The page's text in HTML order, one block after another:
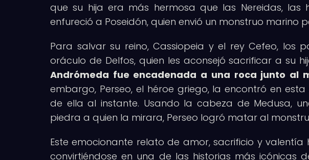
que su hija era más hermosa que las Nereidas, las
enfureció a Poseidón, quien envió un monstruo marino
Para salvar su reino, Cassiopeia y el rey Cefeo, los
oráculo de Delfos, quien les aconsejó sacrificar a su
Andrómeda fue encadenada a una roca junto al
embargo, Perseo, el héroe griego, la encontró en
de ella al instante. Usando la cabeza de Medusa,
piedra a quien la mirara, Perseo logró matar al
Este emocionante relato de amor, sacrificio y
convirtiéndose en una de las historias más